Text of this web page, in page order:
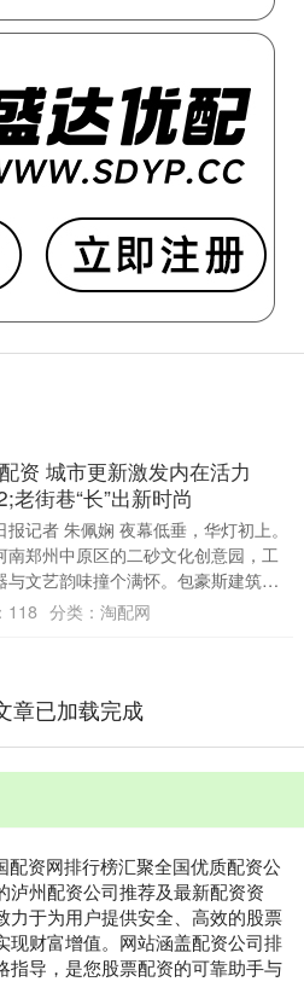
资 城市更新激发内在活力
老街巷“长”出新时尚
报记者 朱佩娴 夜幕低垂，华灯初上。
南郑州中原区的二砂文化创意园，工
与文艺韵味撞个满怀。包豪斯建筑群
是轰鸣的机器和忙碌的生产线，而是
118 分类： 淘配网
章已加载完成
资网排行榜汇聚全国优质配资公
泸州配资公司推荐及最新配资资
力于为用户提供安全、高效的股票
现财富增值。网站涵盖配资公司排
指导，是您股票配资的可靠助手与